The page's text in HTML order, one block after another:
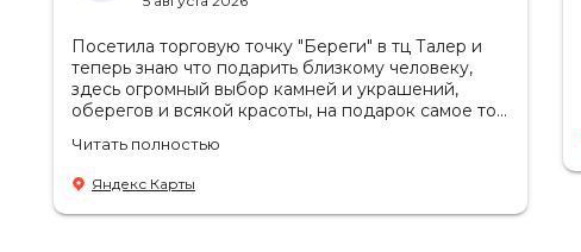
Посетила торговую точку "Береги" в тц Талер и
теперь знаю что подарить близкому человеку,
здесь огромный выбор камней и украшений,
оберегов и всякой красоты, на подарок самое то.
пользой! Продавцы-консультанты сориентируют,
дадут подсказки на что обратить внимание .
Приветливый персонал.
Читать полностью
Яндекс Карты